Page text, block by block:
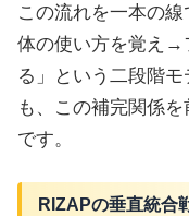
この流れを一本の
体の使い方を覚え→
る」という二段階
も、この補完関係
です。
RIZAPの垂直統合